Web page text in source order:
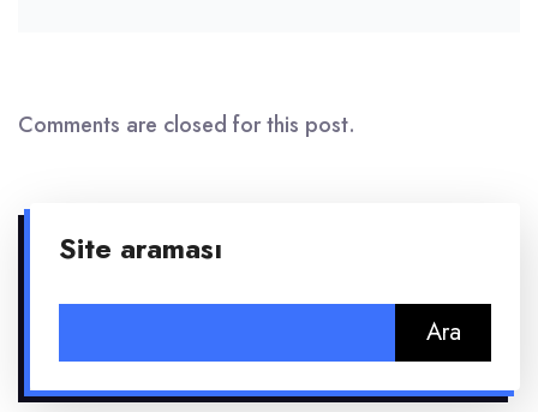
Comments are closed for this post.
Site araması